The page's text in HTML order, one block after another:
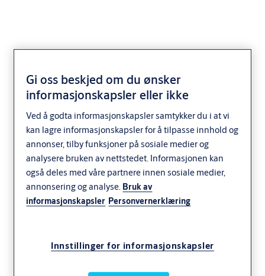
SK179F RF-SORT
Gi oss beskjed om du ønsker
informasjonskapsler eller ikke
Ved å godta informasjonskapsler samtykker du i at vi
kan lagre informasjonskapsler for å tilpasse innhold og
annonser, tilby funksjoner på sosiale medier og
analysere bruken av nettstedet. Informasjonen kan
også deles med våre partnere innen sosiale medier,
annonsering og analyse. Bruk av
informasjonskapsler Personvernerklæring
Innstillinger for informasjonskapsler